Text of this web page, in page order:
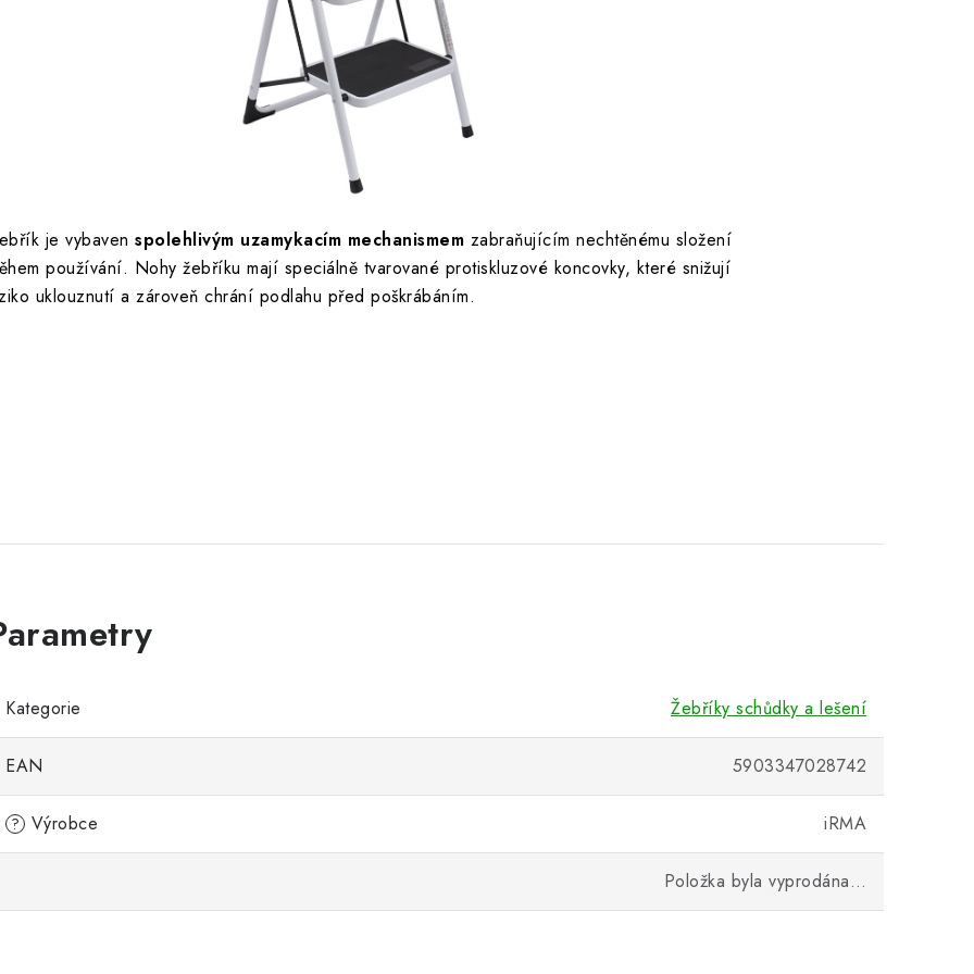
je vybaven spolehlivým uzamykacím mechanismem zabraňujícím nechtěnému složení
používání. Nohy žebříku mají speciálně tvarované protiskluzové koncovky, které snižují
uklouznutí a zároveň chrání podlahu před poškrábáním.
Kategorie Žebříky schůdky a lešení
EAN 5903347028742
? Výrobce iRMA
Položka byla vyprodána…